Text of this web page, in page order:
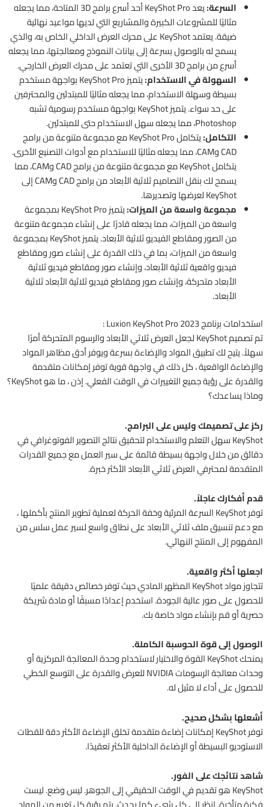
السرعة:
يعد KeyShot Pro أحد أسرع برامج 3D المتاحة، مما يجعله
مثاليًا للمشروعات الكبيرة والمشاريع التي لديها مواعيد نهائية
ضيقة. يعتمد KeyShot على محرك العرض الداخلي الخاص به، والذي
يسمح له بالوصول بسرعة إلى بيانات النموذج ومعالجتها، مما يجعله
أسرع من برامج 3D الأخرى التي تعتمد على محرك العرض الخارجي.
السهولة في الاستخدام:
يتميز KeyShot Pro بواجهة مستخدم
بسيطة وسهلة الاستخدام، مما يجعله مثاليًا للمبتدئين والمحترفين
على حد سواء. يتميز KeyShot بواجهة مستخدم رسومية تشبه
Photoshop، مما يجعله سهل الاستخدام حتى للمبتدئين.
التكامل:
يتكامل KeyShot Pro مع مجموعة متنوعة من برامج
CAD وCAM، مما يجعله مثاليًا للاستخدام مع أدوات التصنيع الأخرى.
يتكامل KeyShot مع مجموعة متنوعة من برامج CAD وCAM، مما
يسمح لك بنقل التصاميم ثلاثية الأبعاد من برامج CAD وCAM إلى
KeyShot لعرضها وتصديرها.
مجموعة واسعة من الميزات:
يتميز KeyShot Pro بمجموعة
واسعة من الميزات، مما يجعله قادرًا على إنشاء مجموعة متنوعة
من الصور ومقاطع الفيديو ثلاثية الأبعاد. يتميز KeyShot بمجموعة
واسعة من الميزات، بما في ذلك القدرة على إنشاء صور ومقاطع
فيديو واقعية ثلاثية الأبعاد، وإنشاء صور ومقاطع فيديو ثلاثية
الأبعاد متحركة، وإنشاء صور ومقاطع فيديو ثلاثية الأبعاد ثلاثية
الأبعاد.
استخدامات برنامج Luxion KeyShot Pro 2023 :
تم تصميم KeyShot لجعل العرض ثلاثي الأبعاد والرسوم المتحركة أمرًا
سهلاً. يتيح لك تطبيق المواد والإضاءة بسرعة ويوفر أدق مظاهر المواد
والإضاءة الواقعية ، كل ذلك في واجهة قوية توفر إمكانات متقدمة
والقدرة على رؤية جميع التغييرات في الوقت الفعلي. إذن ، ما هو KeyShot؟
وماذا يساعدك؟
ركز على تصميمك وليس على البرامج.
KeyShot سهل التعلم والاستخدام لتحقيق نتائج التصوير الفوتوغرافي في
دقائق من خلال واجهة بسيطة قائمة على سير العمل مع جميع القدرات
المتقدمة لمحترفي العرض ثلاثي الأبعاد الأكثر خبرة.
قدم أفكارك عاجلاً.
توفر KeyShot السرعة المرئية وخفة الحركة لعملية تطوير المنتج بأكملها ،
مع دعم تنسيق ملف ثلاثي الأبعاد على نطاق واسع لسير عمل سلس من
المفهوم إلى المنتج النهائي.
اجعلها أكثر واقعية.
تتجاوز مواد KeyShot المظهر المادي حيث توفر خصائص دقيقة علميًا
للحصول على صور عالية الجودة. استخدم إعدادًا مسبقًا أو مادة شريكة
حصرية أو قم بإنشاء مواد خاصة بك.
الوصول إلى قوة الحوسبة الكاملة.
يمنحك KeyShot القوة والاختيار لاستخدام وحدة المعالجة المركزية أو
وحدات معالجة الرسومات NVIDIA للعرض والقدرة على التوسع الخطي
للحصول على أداء لا مثيل له.
أشعلها بشكل صحيح.
توفر KeyShot إمكانات إضاءة متقدمة تخلق الإضاءة الأكثر دقة للقطات
الاستوديو البسيطة أو الإضاءة الداخلية الأكثر تعقيدًا.
شاهد نتائجك على الفور.
KeyShot هو تقديم في الوقت الحقيقي إلى الجوهر. ليس وضع. ليست